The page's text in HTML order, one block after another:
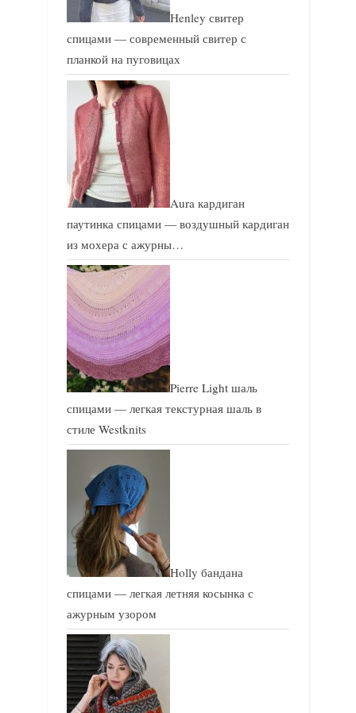
Henley свитер
спицами — современный свитер с
планкой на пуговицах
Aura кардиган
паутинка спицами — воздушный кардиган
из мохера с ажурны…
Pierre Light шаль
спицами — легкая текстурная шаль в
стиле Westknits
Holly бандана
спицами — легкая летняя косынка с
ажурным узором